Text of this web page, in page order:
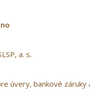
a. s.
úvery, bankové záruky